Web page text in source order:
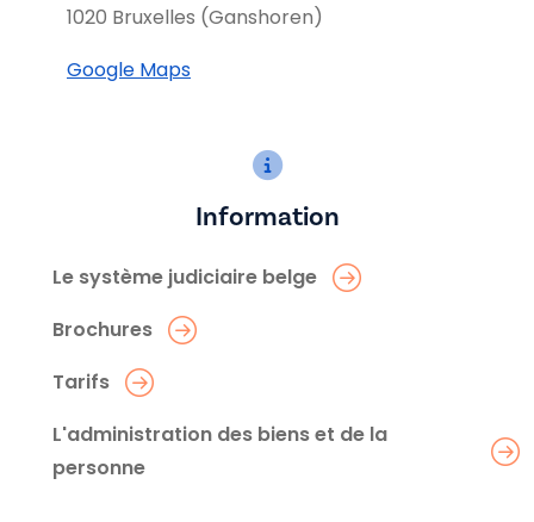
1020 Bruxelles (Ganshoren)
Google Maps
Information
Le système judiciaire belge
Brochures
Tarifs
L'administration des biens et de la
personne